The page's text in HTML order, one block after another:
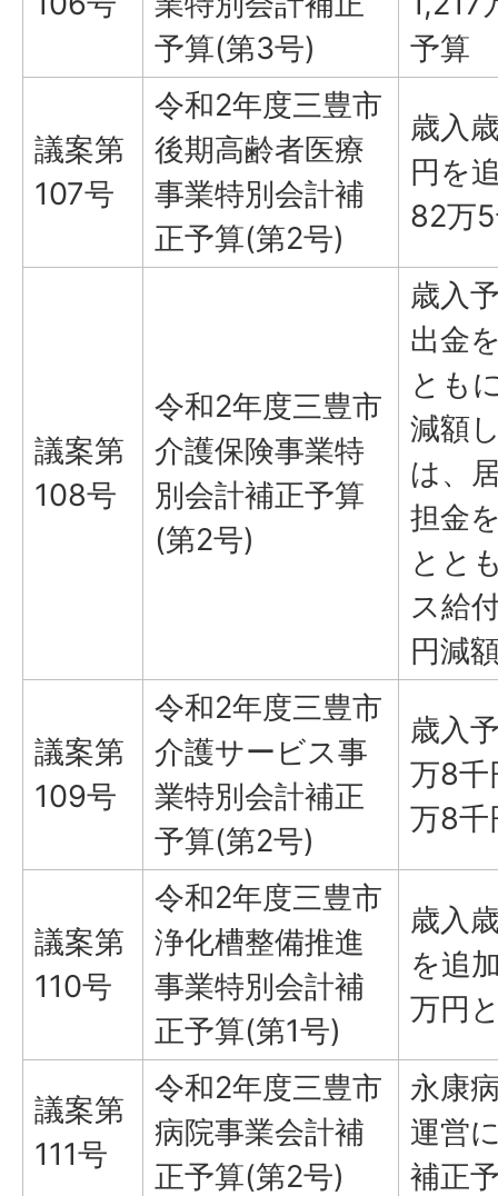
予算(第3号)
予算
議案第
107号
令和2年度三豊市
後期高齢者医療
事業特別会計補
正予算(第2号)
歳入
円を
82万
議案第
108号
令和2年度三豊市
介護保険事業特
別会計補正予算
(第2号)
歳入
出金
とも
減額
は、
担金
とと
ス給
円減
議案第
109号
令和2年度三豊市
介護サービス事
業特別会計補正
予算(第2号)
歳入
万8千
万8千
議案第
110号
令和2年度三豊市
浄化槽整備推進
事業特別会計補
正予算(第1号)
歳入
を追
万円
議案第
111号
令和2年度三豊市
病院事業会計補
正予算(第2号)
永康
運営
補正